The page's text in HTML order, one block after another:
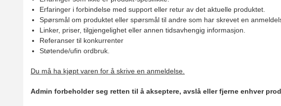
Erfaringer i forbindelse med support eller retur av det aktuelle produktet.
Spørsmål om produktet eller spørsmål til andre som har skrevet en
Linker, priser, tilgjengelighet eller annen tidsavhengig informasjon.
Referanser til konkurrenter
Støtende/ufin ordbruk.
Du må ha kjøpt varen for å skrive en anmeldelse.
Admin forbeholder seg retten til å akseptere, avslå eller fjerne enhver